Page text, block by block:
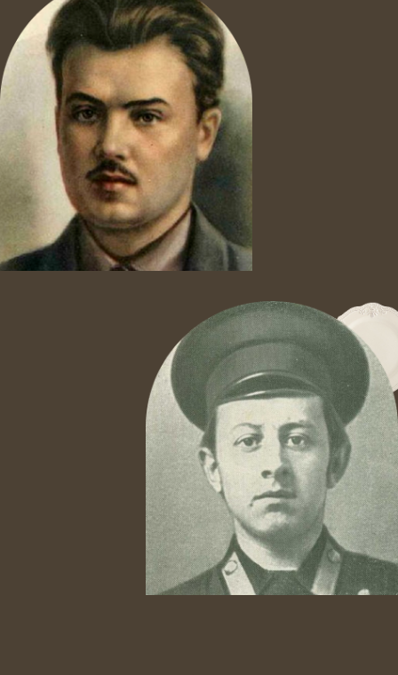
Политика конфиденциальности
О нас
Меню
Отзывы
Блог
Пн-Вс с 8:00 - 22:00